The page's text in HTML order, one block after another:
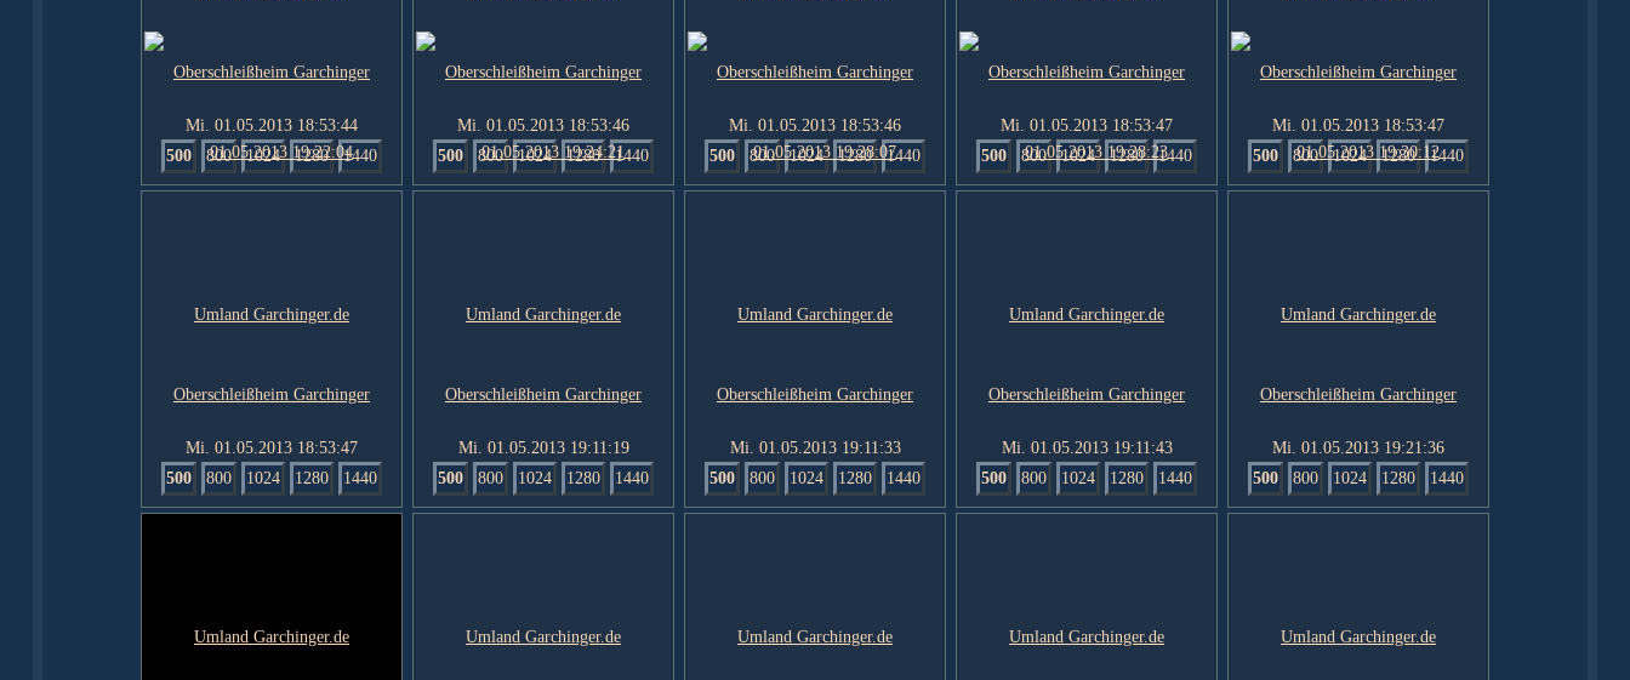
Mi. 01.05.2013 18:53:44
500
800 1024 1280 1440
Mi. 01.05.2013 18:53:46
500
800 1024 1280 1440
Mi. 01.05.2013 18:53:46
500
800 1024 1280 1440
Mi. 01.05.2013 18:53:47
500
800 1024 1280 1440
Mi. 01.05.2013 18:53:47
500
800 1024 1280 1440
Mi. 01.05.2013 18:53:47
500
800 1024 1280 1440
Mi. 01.05.2013 19:11:19
500
800 1024 1280 1440
Mi. 01.05.2013 19:11:33
500
800 1024 1280 1440
Mi. 01.05.2013 19:11:43
500
800 1024 1280 1440
Mi. 01.05.2013 19:21:36
500
800 1024 1280 1440